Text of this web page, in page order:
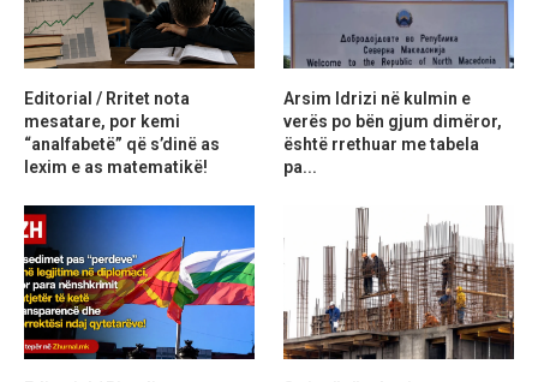
Editorial / Rritet nota
mesatare, por kemi
“analfabetë” që s’dinë as
lexim e as matematikë!
Arsim Idrizi në kulmin e
verës po bën gjum dimëror,
është rrethuar me tabela
pa...